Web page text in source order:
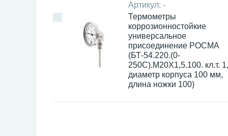
Артикул: -
Термометры
коррозионностойкие
универсальное
присоединение РОСМА
(БТ-54.220.(0-
250С).М20Х1,5.100. кл.т.
диаметр корпуса 100 мм,
длина ножки 100)